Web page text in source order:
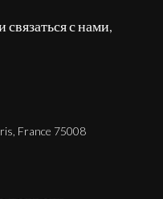
с нами,
France 75008